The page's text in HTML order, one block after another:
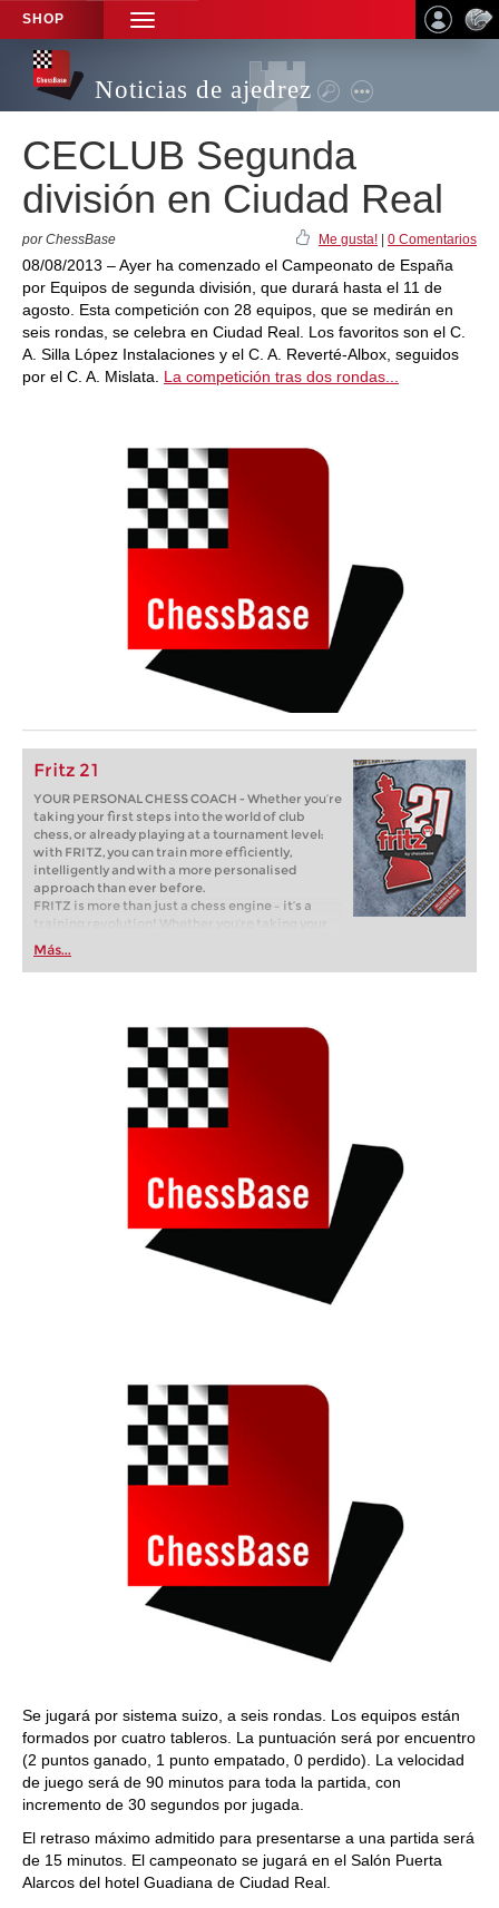
SHOP
TOGGLE
NAVIGATION
Noticias de ajedrez
CECLUB Segunda
división en Ciudad Real
por ChessBase Me gusta! 0 Comentarios
08/08/2013 – Ayer ha comenzado el Campeonato de España
por Equipos de segunda división, que durará hasta el 11 de
agosto. Esta competición con 28 equipos, que se medirán en
seis rondas, se celebra en Ciudad Real. Los favoritos son el C.
A. Silla López Instalaciones y el C. A. Reverté-Albox, seguidos
por el C. A. Mislata. La competición tras dos rondas...
Fritz 21
YOUR PERSONAL CHESS COACH - Whether you’re
taking your first steps into the world of club
chess, or already playing at a tournament level:
with FRITZ, you can train more efficiently,
intelligently and with a more personalised
approach than ever before.
FRITZ is more than just a chess engine – it’s a
training revolution! Whether you’re taking your
first steps into the world of club chess, or already
playing at a tournament level: with FRITZ, you can
train more efficiently, intelligently and with a
Más...
Se jugará por sistema suizo, a seis rondas. Los equipos están
formados por cuatro tableros. La puntuación será por encuentro
(2 puntos ganado, 1 punto empatado, 0 perdido). La velocidad
de juego será de 90 minutos para toda la partida, con
incremento de 30 segundos por jugada.
El retraso máximo admitido para presentarse a una partida será
de 15 minutos. El campeonato se jugará en el Salón Puerta
Alarcos del hotel Guadiana de Ciudad Real.